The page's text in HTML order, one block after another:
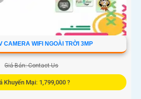
CAMERA WIFI NGOÀI TRỜI 3MP
Giá Bán: Contact Us
Khuyến Mại: 1,799,000 ?